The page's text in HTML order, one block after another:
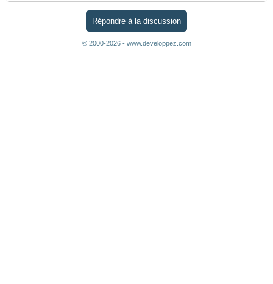
Répondre à la discussion
© 2000-2026 - www.developpez.com